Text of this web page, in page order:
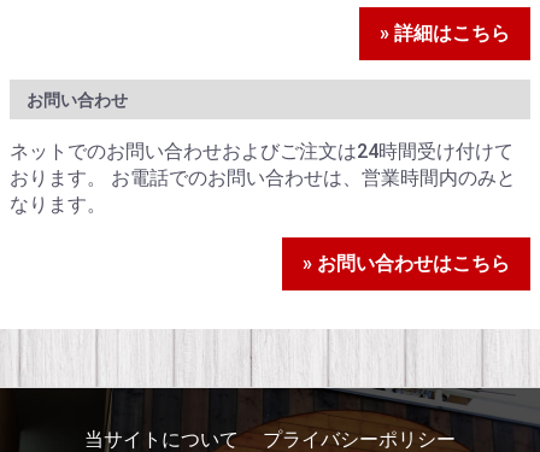
» 詳細はこちら
お問い合わせ
ネットでのお問い合わせおよびご注文は24時間受け付けて
おります。 お電話でのお問い合わせは、営業時間内のみと
なります。
» お問い合わせはこちら
当サイトについて
プライバシーポリシー